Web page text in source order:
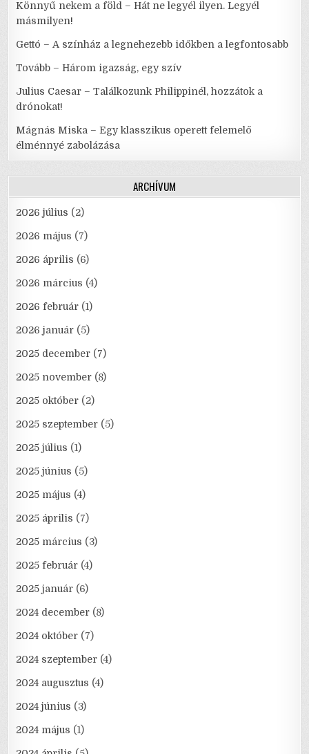
Könnyű nekem a föld – Hát ne legyél ilyen. Legyél
másmilyen!
Gettó – A színház a legnehezebb időkben a legfontosabb
Tovább – Három igazság, egy szív
Julius Caesar – Találkozunk Philippinél, hozzátok a
drónokat!
Mágnás Miska – Egy klasszikus operett felemelő
élménnyé zabolázása
ARCHÍVUM
2026 július (2)
2026 május (7)
2026 április (6)
2026 március (4)
2026 február (1)
2026 január (5)
2025 december (7)
2025 november (8)
2025 október (2)
2025 szeptember (5)
2025 július (1)
2025 június (5)
2025 május (4)
2025 április (7)
2025 március (3)
2025 február (4)
2025 január (6)
2024 december (8)
2024 október (7)
2024 szeptember (4)
2024 augusztus (4)
2024 június (3)
2024 május (1)